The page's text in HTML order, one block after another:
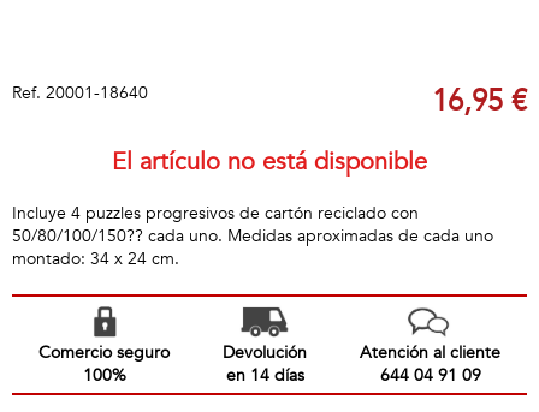
Ref. 20001-18640 16,95 €
El artículo no está disponible
Incluye 4 puzzles progresivos de cartón reciclado con
50/80/100/150?? cada uno. Medidas aproximadas de cada uno
montado: 34 x 24 cm.
Comercio seguro
100%
Devolución
en 14 días
Atención al cliente
644 04 91 09